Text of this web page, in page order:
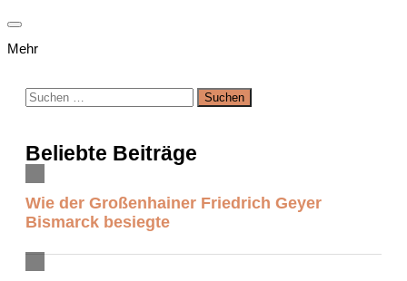
Mehr
Suchen
nach:
Beliebte Beiträge
Wie der Großenhainer Friedrich Geyer
Bismarck besiegte